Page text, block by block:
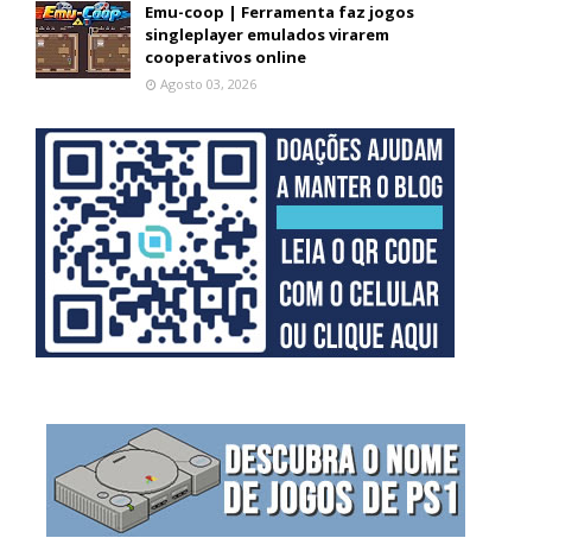
Emu-coop | Ferramenta faz jogos
singleplayer emulados virarem
cooperativos online
Agosto 03, 2026